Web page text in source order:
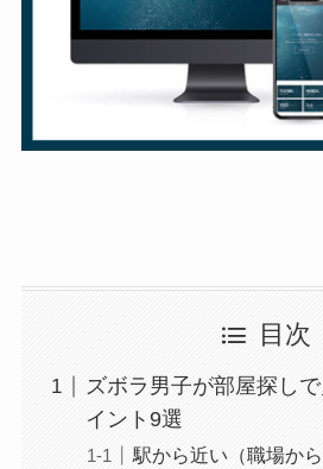
目次
ズボラ男子が部屋探し
イント9選
駅から近い（職場から